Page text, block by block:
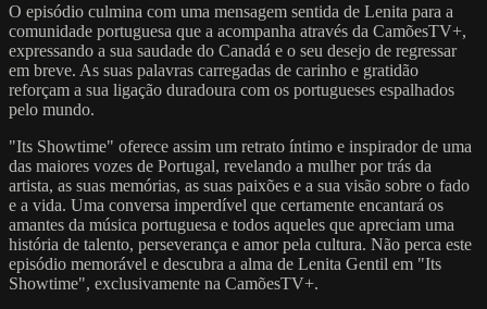
O episódio culmina com uma mensagem sentida de Lenita para a
comunidade portuguesa que a acompanha através da CamõesTV+,
expressando a sua saudade do Canadá e o seu desejo de regressar
em breve. As suas palavras carregadas de carinho e gratidão
reforçam a sua ligação duradoura com os portugueses espalhados
pelo mundo.
"Its Showtime" oferece assim um retrato íntimo e inspirador de uma
das maiores vozes de Portugal, revelando a mulher por trás da
artista, as suas memórias, as suas paixões e a sua visão sobre o fado
e a vida. Uma conversa imperdível que certamente encantará os
amantes da música portuguesa e todos aqueles que apreciam uma
história de talento, perseverança e amor pela cultura. Não perca este
episódio memorável e descubra a alma de Lenita Gentil em "Its
Showtime", exclusivamente na CamõesTV+.